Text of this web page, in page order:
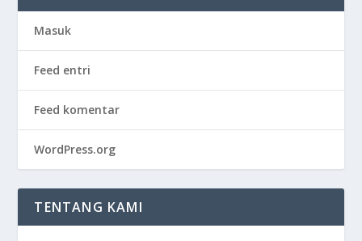
Masuk
Feed entri
Feed komentar
WordPress.org
TENTANG KAMI